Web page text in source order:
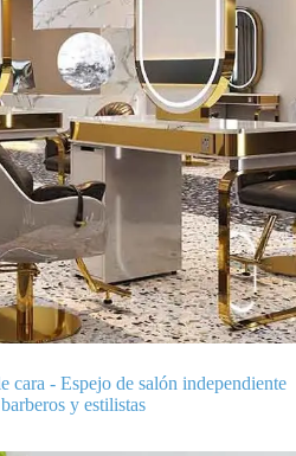
cara - Espejo de salón independiente
y estilistas